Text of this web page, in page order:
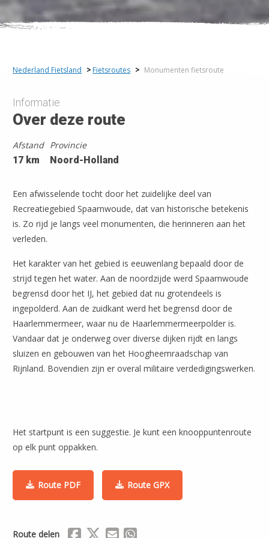
Nederland Fietsland > Fietsroutes > Monumenten fietsroute
Informatie
Over deze route
Afstand
17 km
Provincie
Noord-Holland
Een afwisselende tocht door het zuidelijke deel van
Recreatiegebied Spaarnwoude, dat van historische betekenis
is. Zo rijd je langs veel monumenten, die herinneren aan het
verleden.
Het karakter van het gebied is eeuwenlang bepaald door de
strijd tegen het water. Aan de noordzijde werd Spaarnwoude
begrensd door het IJ, het gebied dat nu grotendeels is
ingepolderd. Aan de zuidkant werd het begrensd door de
Haarlemmermeer, waar nu de Haarlemmermeerpolder is.
Vandaar dat je onderweg over diverse dijken rijdt en langs
sluizen en gebouwen van het Hoogheemraadschap van
Rijnland. Bovendien zijn er overal militaire verdedigingswerken.
Het startpunt is een suggestie. Je kunt een knooppuntenroute
op elk punt oppakken.
Route PDF Route GPX
Route delen Delen via Facebook
Delen via X (Twitter)
Delen via Mail